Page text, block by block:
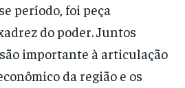
período, foi peça
do poder. Juntos
importante à articulação
da região e os